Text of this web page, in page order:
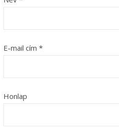
E-mail cím *
Honlap